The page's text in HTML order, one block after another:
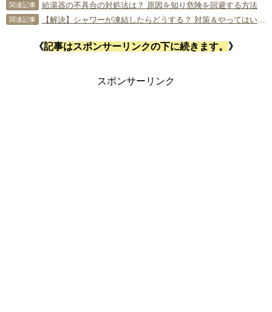
関連記事 給湯器の不具合の対処法は？ 原因を知り危険を回避する方法
関連記事 【解決】シャワーが凍結したらどうする？ 対策＆やってはいけない注意点
《記事はスポンサーリンクの下に続きます。 》
スポンサーリンク